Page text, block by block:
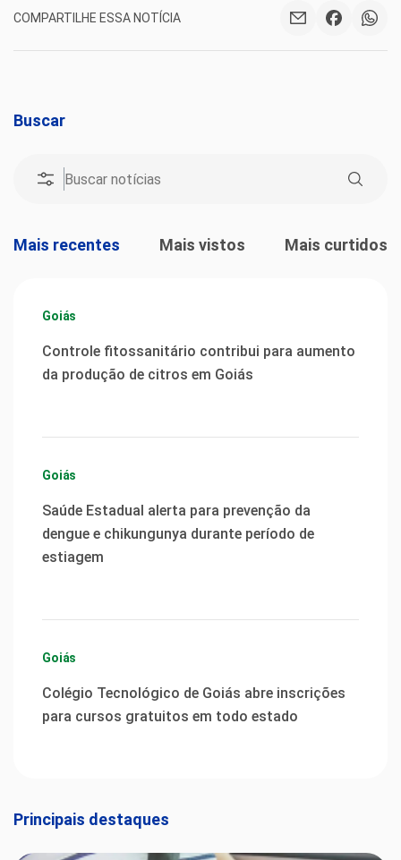
COMPARTILHE ESSA NOTÍCIA
Buscar
Mais recentes Mais vistos Mais curtidos
Goiás
Controle fitossanitário contribui para aumento
da produção de citros em Goiás
Goiás
Saúde Estadual alerta para prevenção da
dengue e chikungunya durante período de
estiagem
Goiás
Colégio Tecnológico de Goiás abre inscrições
para cursos gratuitos em todo estado
Principais destaques